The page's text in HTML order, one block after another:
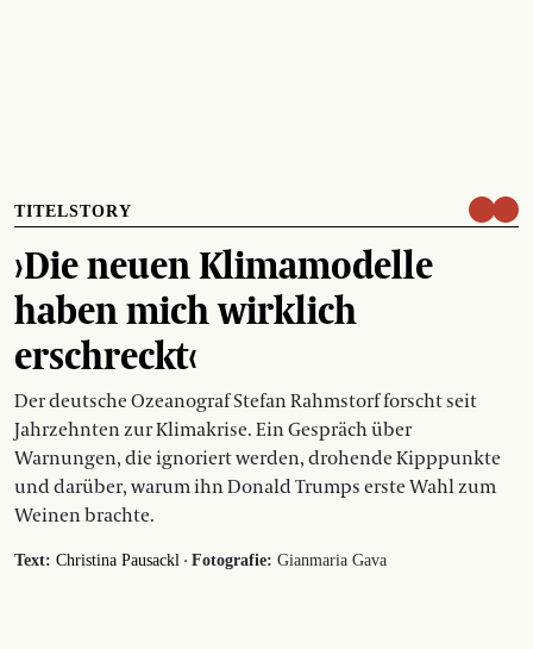
TITELSTORY
›Die neuen Klimamodelle
haben mich wirklich
erschreckt‹
Der deutsche Ozeanograf Stefan Rahmstorf forscht seit
Jahrzehnten zur Klimakrise. Ein Gespräch über
Warnungen, die ignoriert werden, drohende Kipppunkte
und darüber, warum ihn Donald Trumps erste Wahl zum
Weinen brachte.
Text: Christina Pausackl · Fotografie: Gianmaria Gava